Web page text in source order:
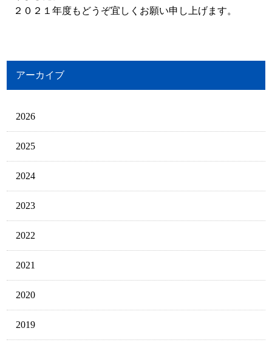
２０２１年度もどうぞ宜しくお願い申し上げます。
アーカイブ
2026
2025
2024
2023
2022
2021
2020
2019